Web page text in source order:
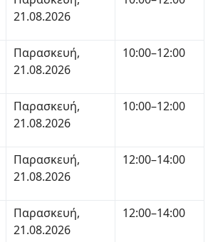
21.08.2026
Παρασκευή,
21.08.2026
10:00–12:00
Παρασκευή,
21.08.2026
10:00–12:00
Παρασκευή,
21.08.2026
12:00–14:00
Παρασκευή,
21.08.2026
12:00–14:00